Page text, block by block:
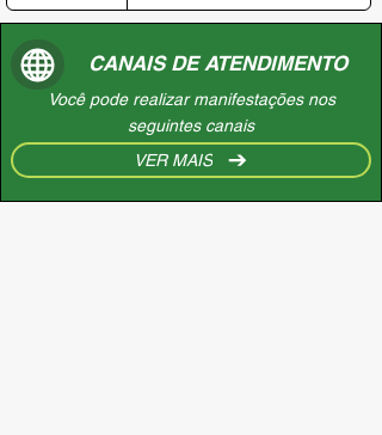
CANAIS DE ATENDIMENTO
Você pode realizar manifestações nos
seguintes canais
VER MAIS